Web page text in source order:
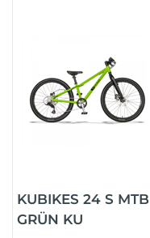
KUBIKES 24 S MTB
GRÜN KU